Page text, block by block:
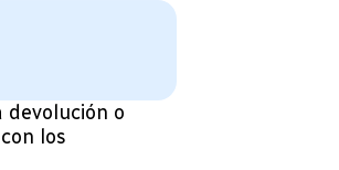
devolución o
los